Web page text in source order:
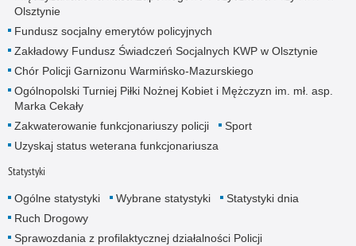
Olsztynie
Fundusz socjalny emerytów policyjnych
Zakładowy Fundusz Świadczeń Socjalnych KWP w Olsztynie
Chór Policji Garnizonu Warmińsko-Mazurskiego
Ogólnopolski Turniej Piłki Nożnej Kobiet i Mężczyzn im. mł. asp.
Marka Cekały
Zakwaterowanie funkcjonariuszy policji
Sport
Uzyskaj status weterana funkcjonariusza
Statystyki
Ogólne statystyki Wybrane statystyki
Statystyki dnia
Ruch Drogowy
Sprawozdania z profilaktycznej działalności Policji